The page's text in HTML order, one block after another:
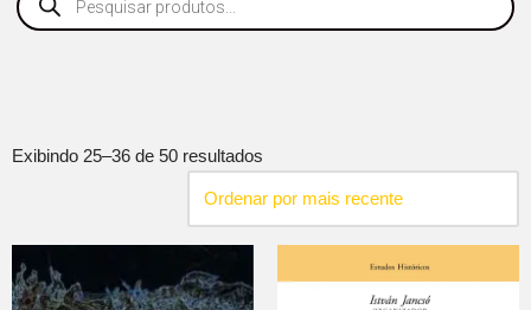
Exibindo 25–36 de 50 resultados